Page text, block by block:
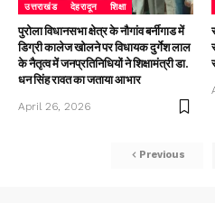
उत्तराखंड देहरादून शिक्षा
पुरोला विधानसभा क्षेत्र के नौगांव बर्नीगाड में
डिग्री कालेज खोलने पर विधायक दुर्गेश लाल
के नैतृत्व में जनप्रतिनिधियों ने शिक्षामंत्री डा.
धन सिंह रावत का जताया आभार
April 26, 2026
Previous